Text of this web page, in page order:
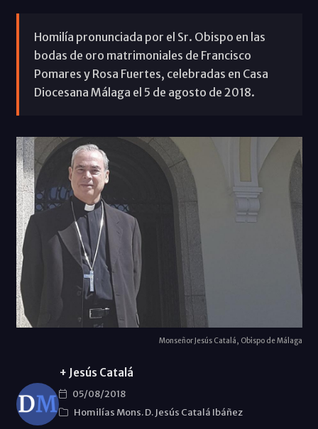
Homilía pronunciada por el Sr. Obispo en las
bodas de oro matrimoniales de Francisco
Pomares y Rosa Fuertes, celebradas en Casa
Diocesana Málaga el 5 de agosto de 2018.
Monseñor Jesús Catalá, Obispo de Málaga
+ Jesús Catalá
05/08/2018
Homilías Mons. D. Jesús Catalá Ibáñez